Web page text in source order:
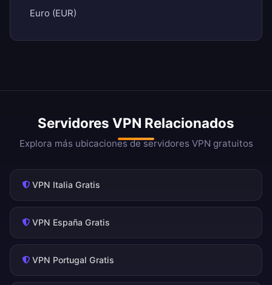
Euro (EUR)
Servidores VPN Relacionados
Explora más ubicaciones de servidores VPN gratuitos
VPN Italia Gratis
VPN España Gratis
VPN Portugal Gratis